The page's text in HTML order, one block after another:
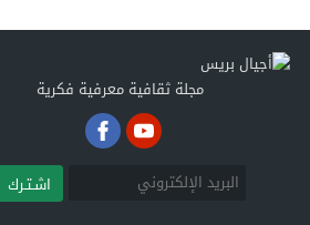
مجلة ثقافية معرفية فكرية
اشـتـرك